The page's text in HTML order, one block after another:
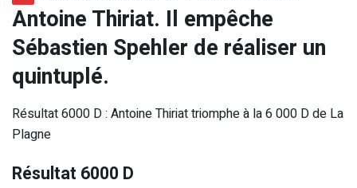
Antoine Thiriat. Il empêche
Sébastien Spehler de réaliser un
quintuplé.
Résultat 6000 D : Antoine Thiriat triomphe à la 6 000 D de La
Plagne
Résultat 6000 D